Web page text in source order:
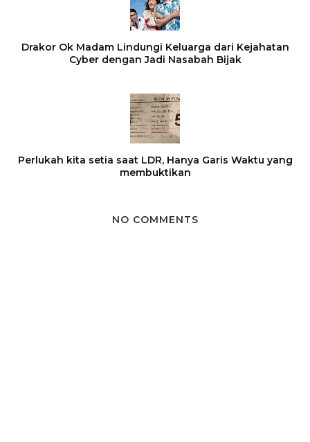
Drakor Ok Madam Lindungi Keluarga dari Kejahatan
Cyber dengan Jadi Nasabah Bijak
Perlukah kita setia saat LDR, Hanya Garis Waktu yang
membuktikan
NO COMMENTS